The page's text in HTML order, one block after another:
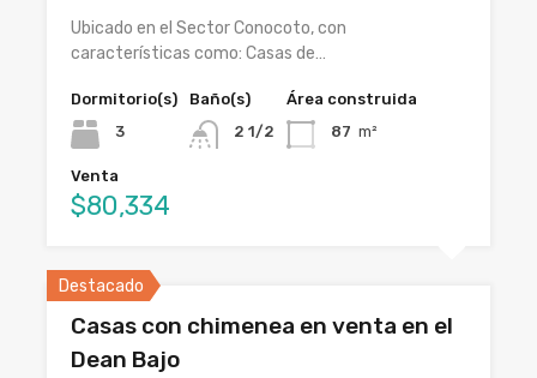
Ubicado en el Sector Conocoto, con
características como: Casas de…
Dormitorio(s)
3
Baño(s)
2 1/2
Área construida
87 m²
Venta
$80,334
Destacado
Casas con chimenea en venta en el
Dean Bajo